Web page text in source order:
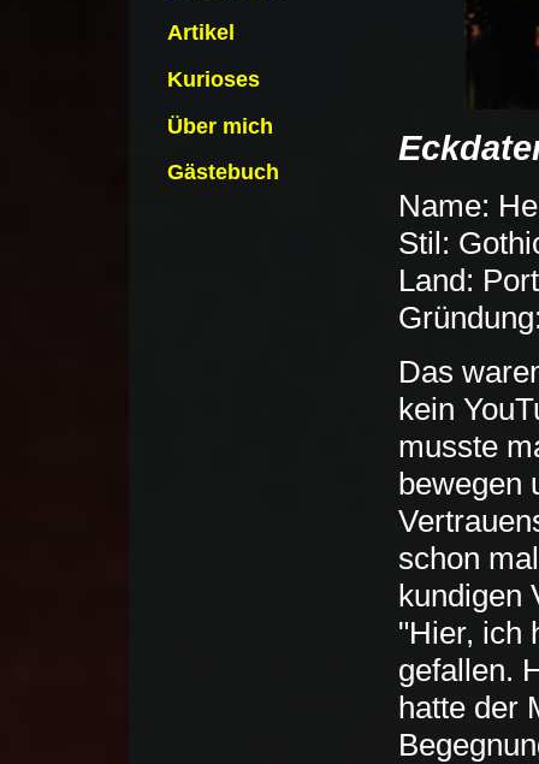
Artikel
Kurioses
Über mich
Gästebuch
Name:
Stil:
Land:
Das
kein
musste
bewegen
schon
kundigen
"Hier, ich
gefallen.
hatte der